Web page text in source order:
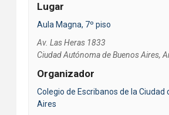
Lugar
Aula Magna, 7º piso
Av. Las Heras 1833
Ciudad Autónoma de Buenos Aires,
Organizador
Colegio de Escribanos de la Ciudad
Aires